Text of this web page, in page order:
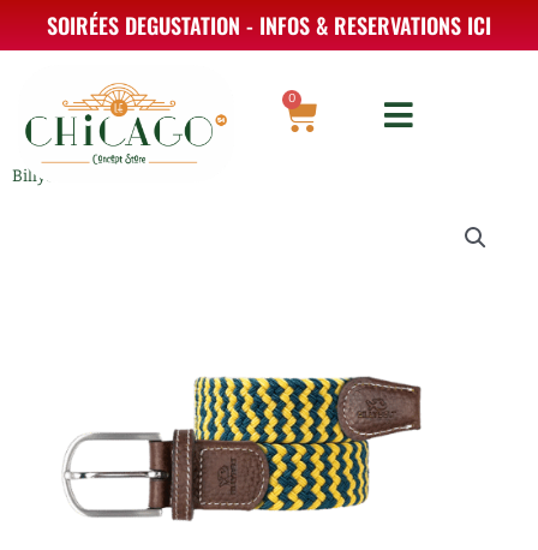
SOIRÉES DEGUSTATION - INFOS & RESERVATIONS ICI
0
Panier
Billybelt – ceinture